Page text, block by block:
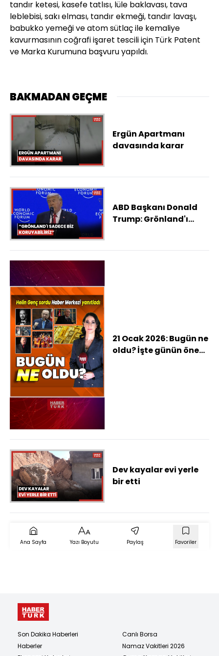
tandır ketesi, kasefe tatlısı, lüle baklavası, tava
leblebisi, sakı elması, tandır ekmeği, tandır lavaşı,
babukko yemeği ve atom sütlaç ile kemaliye
kavurmasının coğrafi işaret tescili için Türk Patent
ve Marka Kurumuna başvuru yapıldı.
BAKMADAN GEÇME
Ergün Apartmanı
davasında karar
ABD Başkanı Donald
Trump: Grönland'ı
21 Ocak 2026: Bugün ne
oldu? İşte günün öne
Dev kayalar evi yerle
bir etti
Ana Sayfa Yazı Boyutu Paylaş Favoriler
Son Dakika Haberleri
Haberler
Canlı Borsa
Namaz Vakitleri 2026